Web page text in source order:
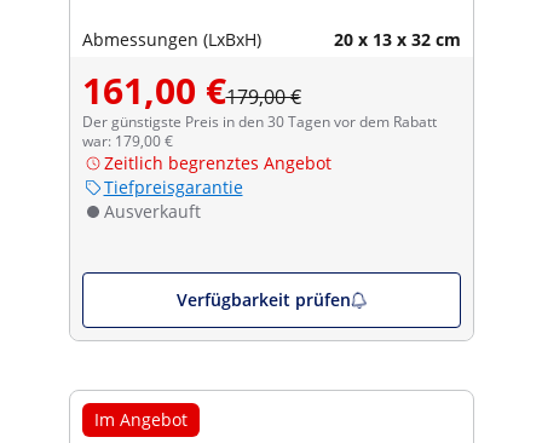
Abmessungen (LxBxH) 20 x 13 x 32 cm
161,00 €179,00 €
Der günstigste Preis in den 30 Tagen vor dem Rabatt
war: 179,00 €
Zeitlich begrenztes Angebot
Tiefpreisgarantie
Ausverkauft
Verfügbarkeit prüfen
Im Angebot